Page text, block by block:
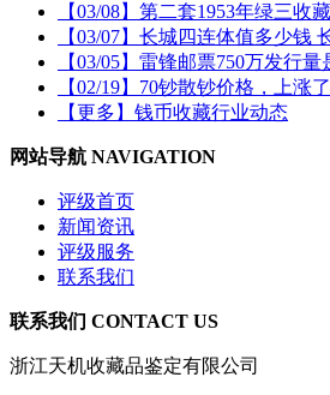
【03/08】第二套1953年绿三收
【03/07】长城四连体值多少钱
【03/05】雷锋邮票750万发行量
【02/19】70钞散钞价格，上涨了
【更多】钱币收藏行业动态
网站导航 NAVIGATION
评级首页
新闻资讯
评级服务
联系我们
联系我们 CONTACT US
浙江天机收藏品鉴定有限公司